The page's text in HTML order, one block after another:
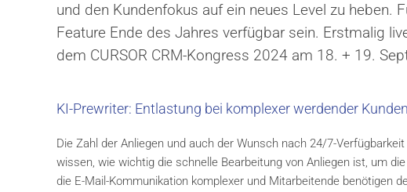
und den Kundenfokus auf ein neues Level zu heben.
Feature Ende des Jahres verfügbar sein. Erstmalig
dem CURSOR CRM-Kongress 2024 am 18. + 19.
KI-Prewriter: Entlastung bei komplexer werdender
Die Zahl der Anliegen und auch der Wunsch nach 24/7-
wissen, wie wichtig die schnelle Bearbeitung von Anliegen ist, um
die E-Mail-Kommunikation komplexer und Mitarbeitende benötigen